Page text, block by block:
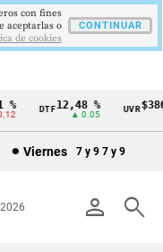
DTF12,48 %
▲ 0.05
UVR
Viernes 7 y 9 7 y 9
person search
con fines
aceptarlas o
de cookies
CONTINUAR